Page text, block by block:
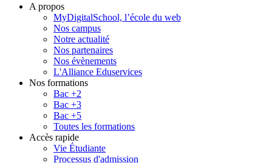
A propos
MyDigitalSchool, l’école du web
Nos campus
Notre actualité
Nos partenaires
Nos évènements
L'Alliance Eduservices
Nos formations
Bac +2
Bac +3
Bac +5
Toutes les formations
Accès rapide
Vie Étudiante
Processus d'admission